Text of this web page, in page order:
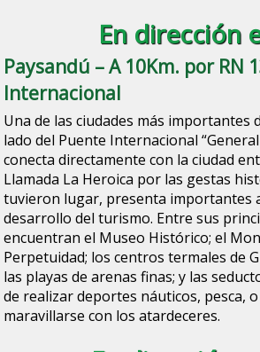
En dirección
Paysandú – A 10Km. por RN
Internacional
Una de las ciudades más importantes
lado del Puente Internacional
conecta directamente con la ciudad
Llamada La Heroica por las gestas
tuvieron lugar, presenta importantes
desarrollo del turismo. Entre sus
encuentran el Museo Histórico; el
Perpetuidad; los centros termales de
las playas de arenas finas; y las
de realizar deportes náuticos, pesca,
maravillarse con los atardeceres.